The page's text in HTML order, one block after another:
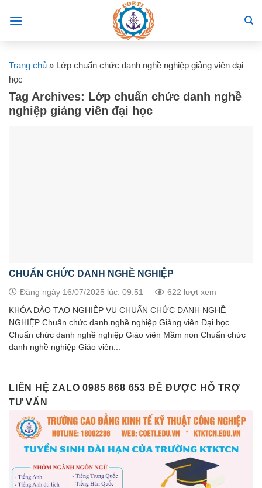
Trang chủ » Lớp chuẩn chức danh nghề nghiệp giảng viên đại
học
Tag Archives: Lớp chuẩn chức danh nghề
nghiệp giảng viên đại học
CHUẨN CHỨC DANH NGHỀ NGHIỆP
Đăng ngày 16/07/2025 lúc: 09:51 622 lượt xem
KHÓA ĐÀO TẠO NGHIỆP VỤ CHUẨN CHỨC DANH NGHỀ
NGHIỆP Chuẩn chức danh nghề nghiệp Giảng viên Đại học
Chuẩn chức danh nghề nghiệp Giáo viên Mầm non Chuẩn chức
danh nghề nghiệp Giáo viên...
LIÊN HỆ ZALO 0985 868 653 ĐỂ ĐƯỢC HỖ TRỢ
TƯ VẤN